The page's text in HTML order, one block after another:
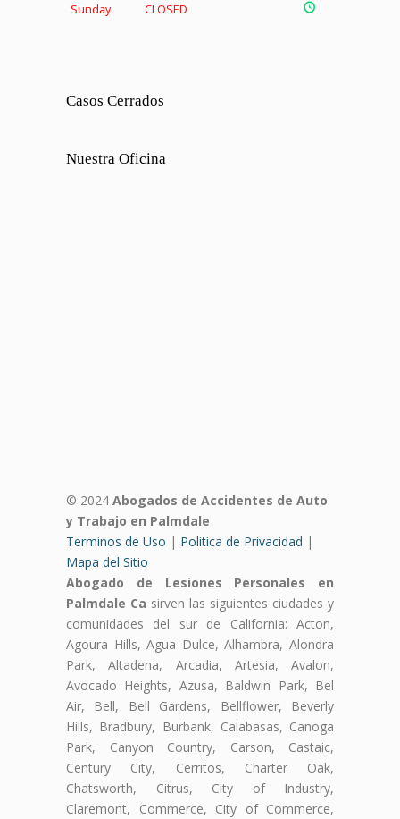
Sunday CLOSED
Casos Cerrados
Nuestra Oficina
© 2024 Abogados de Accidentes de Auto
y Trabajo en Palmdale
Terminos de Uso | Politica de Privacidad |
Mapa del Sitio
Abogado de Lesiones Personales en
Palmdale Ca sirven las siguientes ciudades y
comunidades del sur de California: Acton,
Agoura Hills, Agua Dulce, Alhambra, Alondra
Park, Altadena, Arcadia, Artesia, Avalon,
Avocado Heights, Azusa, Baldwin Park, Bel
Air, Bell, Bell Gardens, Bellflower, Beverly
Hills, Bradbury, Burbank, Calabasas, Canoga
Park, Canyon Country, Carson, Castaic,
Century City, Cerritos, Charter Oak,
Chatsworth, Citrus, City of Industry,
Claremont, Commerce, City of Commerce,